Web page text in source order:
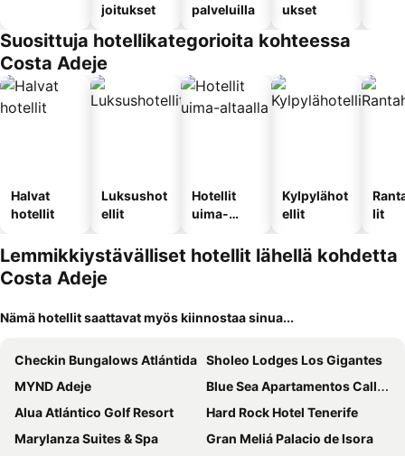
joitukset
palveluilla
ukset
Suosittuja hotellikategorioita kohteessa
Costa Adeje
Halvat
hotellit
Luksushot
ellit
Hotellit
uima-
Kylpylähot
ellit
lit
Lemmikkiystävälliset hotellit lähellä kohdetta
Costa Adeje
Nämä hotellit saattavat myös kiinnostaa sinua...
Checkin Bungalows Atlántida Sholeo Lodges Los Gigantes
MYND Adeje
Blue Sea Apartamentos Callao Garden
Alua Atlántico Golf Resort
Hard Rock Hotel Tenerife
Marylanza Suites & Spa
Gran Meliá Palacio de Isora